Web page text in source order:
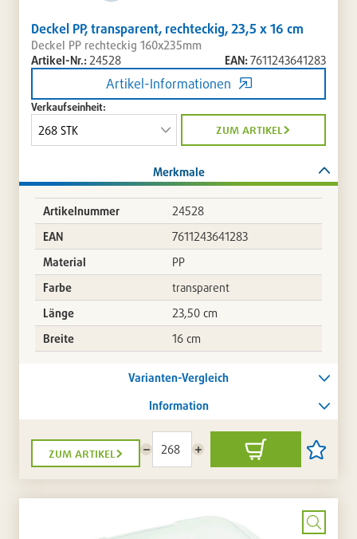
Deckel PP, transparent, rechteckig, 23,5 x 16 cm
Deckel PP rechteckig 160x235mm
Artikel-Nr.: 24528 EAN:7611243641283
Artikel-Informationen
Verkaufseinheit:
zum artikel
Merkmale
Artikelnummer
24528
EAN
7611243641283
Material
PP
Farbe
transparent
Länge
23,50 cm
Breite
16 cm
Varianten-Vergleich
Information
zum artikel
Menge
reduzieren
Menge
erhöhen
In
den
Artikel
setzen
/
Bild